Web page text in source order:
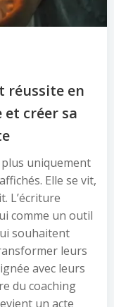
réussite en
et créer sa
uniquement
Elle se vit,
L’écriture
comme un outil
souhaitent
leurs
avec leurs
du coaching
un acte